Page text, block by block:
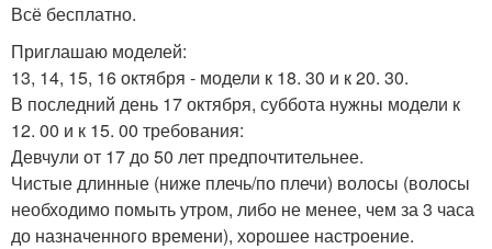
Всё бесплатно.
Приглашаю моделей:
13, 14, 15, 16 октября - модели к 18. 30 и к 20. 30.
В последний день 17 октября, суббота нужны модели к
12. 00 и к 15. 00 требования:
Девчули от 17 до 50 лет предпочтительнее.
Чистые длинные (ниже плечь/по плечи) волосы (волосы
необходимо помыть утром, либо не менее, чем за 3 часа
до назначенного времени), хорошее настроение.